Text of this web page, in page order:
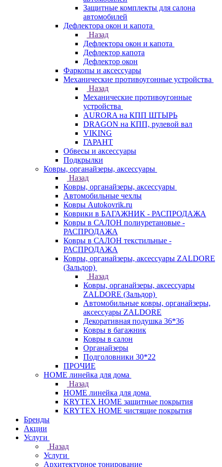
Защитные комплекты для салона
автомобилей
Дефлектора окон и капота
Назад
Дефлектора окон и капота
Дефлектор капота
Дефлектор окон
Фаркопы и аксессуары
Механические противоугонные устройства
Назад
Механические противоугонные
устройства
AURORA на КПП ШТЫРЬ
DRAGON на КПП, рулевой вал
VIKING
ГАРАНТ
Обвесы и аксессуары
Подкрылки
Ковры, органайзеры, аксессуары
Назад
Ковры, органайзеры, аксессуары
Автомобильные чехлы
Ковры Autokovrik.ru
Коврики в БАГАЖНИК - РАСПРОДАЖА
Ковры в САЛОН полиуретановые -
РАСПРОДАЖА
Ковры в САЛОН текстильные -
РАСПРОДАЖА
Ковры, органайзеры, аксессуары ZALDORE
(Зальдор)
Назад
Ковры, органайзеры, аксессуары
ZALDORE (Зальдор)
Автомобильные ковры, органайзеры,
аксессуары ZALDORE
Декоративная подушка 36*36
Ковры в багажник
Ковры в салон
Органайзеры
Подголовники 30*22
ПРОЧИЕ
HOME линейка для дома
Назад
HOME линейка для дома
KRYTEX HOME защитные покрытия
KRYTEX HOME чистящие покрытия
Бренды
Акции
Услуги
Назад
Услуги
Архитектурное тонирование